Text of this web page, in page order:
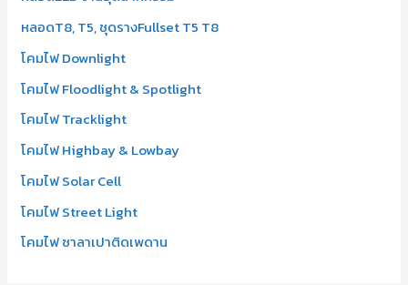
หลอดT8, T5, ชุดรางFullset T5 T8
โคมไฟ Downlight
โคมไฟ Floodlight & Spotlight
โคมไฟ Tracklight
โคมไฟ Highbay & Lowbay
โคมไฟ Solar Cell
โคมไฟ Street Light
โคมไฟ ซาลาเปาติดเพดาน